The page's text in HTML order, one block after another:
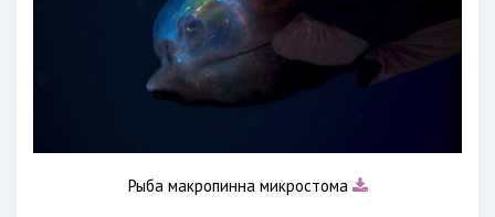
Рыба макропинна микростома